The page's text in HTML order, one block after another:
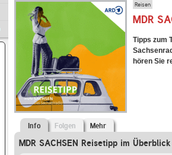
Reisen
MDR
Tipps zum
hören Sie
Info Folgen Mehr
MDR SACHSEN Reisetipp im Überblick